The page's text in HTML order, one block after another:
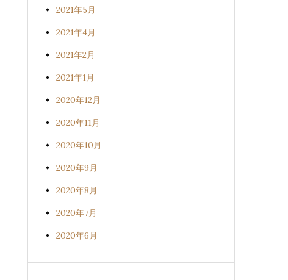
2021年5月
2021年4月
2021年2月
2021年1月
2020年12月
2020年11月
2020年10月
2020年9月
2020年8月
2020年7月
2020年6月